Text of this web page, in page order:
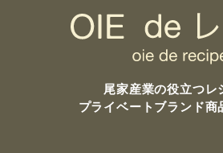
尾家産業の役立つレ
プライベートブランド商